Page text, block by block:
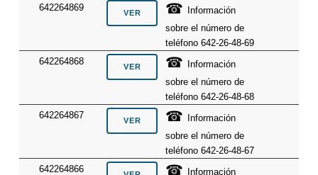
642264869
☎
Información
sobre el número de
teléfono 642-26-48-69
642264868
☎
Información
sobre el número de
teléfono 642-26-48-68
642264867
☎
Información
sobre el número de
teléfono 642-26-48-67
642264866
☎
Información